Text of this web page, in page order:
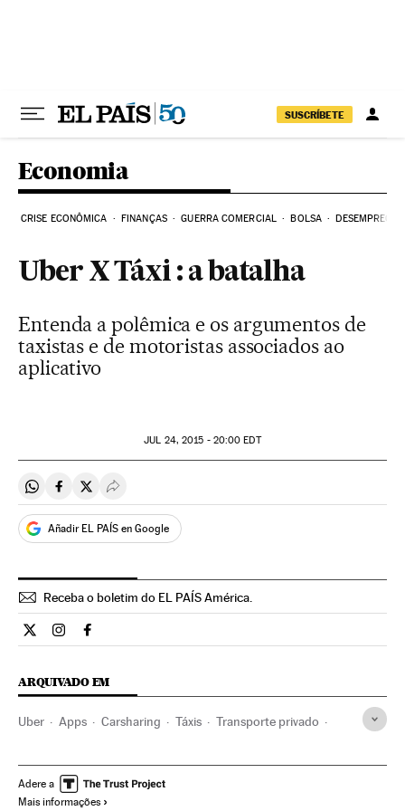
SUSCRÍBETE
Economia
CRISE ECONÔMICA FINANÇAS GUERRA COMERCIAL BOLSA DESEMPREGO
Uber X Táxi : a batalha
Entenda a polêmica e os argumentos de
taxistas e de motoristas associados ao
aplicativo
JUL 24, 2015 - 20:00 EDT
Compartir en Whatsapp
Compartir en Facebook
Compartir en Twitter
Desplegar Redes Sociales
Añadir EL PAÍS en Google
Receba o boletim do EL PAÍS América.
Economia El País Brasil en Twitter
Economia El País Brasil en Instagram
Economia El País Brasil en Facebook
ARQUIVADO EM
Uber Apps Carsharing Táxis Transporte privado
Aplicações informáticas Carros
Adere a
Mais informações